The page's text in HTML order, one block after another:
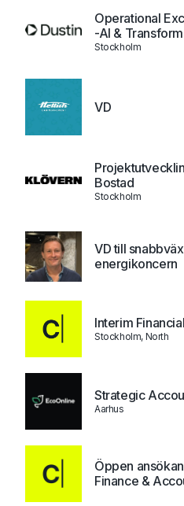
Operational
-AI &
Stockholm
VD
Bostad
Stockholm
VD till
energikoncern
Interim
Stockholm, North
Strategic
Aarhus
Öppen
Finance &